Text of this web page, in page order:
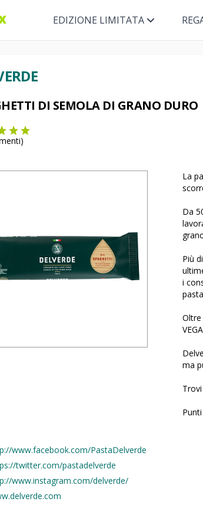
EDIZIONE LIMITATA
DI SEMOLA DI GRANO DURO
La
Da
Più
i
ma
www.facebook.com/PastaDelverde
twitter.com/pastadelverde
www.instagram.com/delverde/